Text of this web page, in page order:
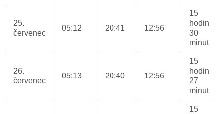
25.
červenec
05:12 20:41 12:56
15
hodin
30
minut
26.
červenec
05:13 20:40 12:56
15
hodin
27
minut
15